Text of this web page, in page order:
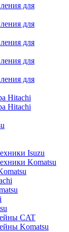
для
для
для
для
для
Hitachi
Hitachi
Isuzu
Komatsu
CAT
Komatsu